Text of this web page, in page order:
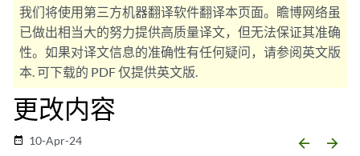
我们将使用第三方机器翻译软件翻译本页面。瞻博网络虽
已做出相当大的努力提供高质量译文，但无法保证其准确
性。如果对译文信息的准确性有任何疑问，请参阅英文版
本. 可下载的 PDF 仅提供英文版.
更改内容
date_range 10-Apr-24 arrow_backward arrow_forward